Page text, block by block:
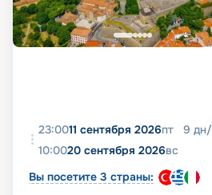
23:0011 сентября 2026пт 9 дн/
10:0020 сентября 2026вс
Вы посетите 3 страны: